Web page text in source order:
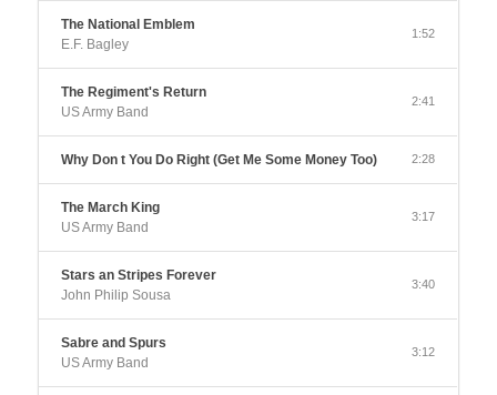
The National Emblem
E.F. Bagley
1:52
The Regiment's Return
US Army Band
2:41
Why Don t You Do Right (Get Me Some Money Too) 2:28
The March King
US Army Band
3:17
Stars an Stripes Forever
John Philip Sousa
3:40
Sabre and Spurs
US Army Band
3:12